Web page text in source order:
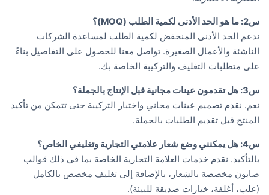
س2: ما هو الحد الأدنى لكمية الطلب (MOQ)؟
ندعم الحد الأدنى المنخفض لكمية الطلب لمساعدة الشركات
الناشئة والأعمال الصغيرة. تواصل معنا للحصول على التفاصيل بناءً
على متطلبات التغليف والتركيبة الخاصة بك.
س3: هل تقدمون عينات مجانية قبل الإنتاج بالجملة؟
نعم. نقدم تصميم عينات مجاني واختبار التركيبة حتى تتمكن من تأكيد
المنتج قبل تقديم الطلبات بالجملة.
س4: هل يمكنني وضع شعار علامتي التجارية وتغليفي الخاص؟
بالتأكيد. نقدم خدمات العلامة التجارية الخاصة بما في ذلك قوالب
صابون مخصصة بالشعار، بالإضافة إلى تغليف مخصص بالكامل
(علب، أغلفة، خيارات صديقة للبيئة).